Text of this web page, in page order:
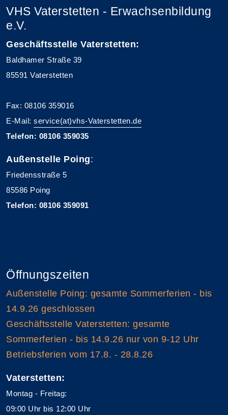
VHS Vaterstetten - Erwachsenbildung
e.V.
Geschäftsstelle Vaterstetten:
Baldhamer Straße 39
85591 Vaterstetten
Fax: 08106 359016
E-Mail: service(at)vhs-Vaterstetten.de
Telefon: 08106 359035
Außenstelle Poing:
Friedensstraße 5
85586 Poing
Telefon: 08106 359091
Öffnungszeiten
Außenstelle Poing: gesamte Sommerferien - bis
14.9.26 geschlossen
Geschäftsstelle Vaterstetten: gesamte
Sommerferien - bis 14.9.26 nur von 9-12 Uhr
Betriebsferien vom 17.8. - 28.8.26
Vaterstetten:
Montag - Freitag:
09:00 Uhr bis 12:00 Uhr